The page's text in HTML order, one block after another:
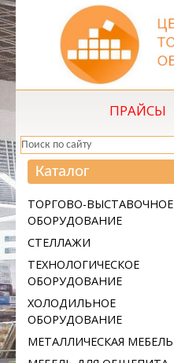
ПРАЙСЫ
Каталог
ТОРГОВО-ВЫСТАВОЧНОЕ
ОБОРУДОВАНИЕ
СТЕЛЛАЖИ
ТЕХНОЛОГИЧЕСКОЕ
ОБОРУДОВАНИЕ
ХОЛОДИЛЬНОЕ
ОБОРУДОВАНИЕ
МЕТАЛЛИЧЕСКАЯ МЕБЕЛЬ